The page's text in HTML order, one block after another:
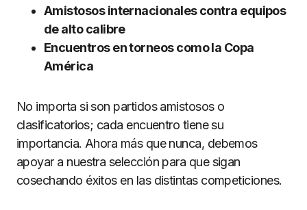
Amistosos internacionales contra equipos
de alto calibre
Encuentros en torneos como la Copa
América
No importa si son partidos amistosos o
clasificatorios; cada encuentro tiene su
importancia. Ahora más que nunca, debemos
apoyar a nuestra selección para que sigan
cosechando éxitos en las distintas competiciones.